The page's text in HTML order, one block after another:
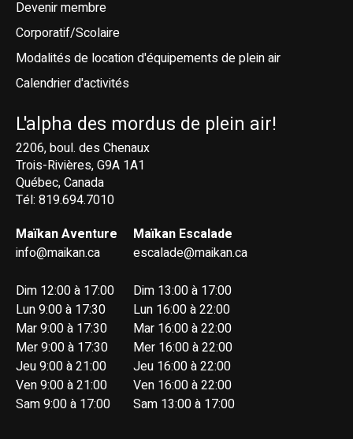
Devenir membre
Corporatif/Scolaire
Modalités de location d'équipements de plein air
Calendrier d'activités
L'alpha des mordus de plein air!
2206, boul. des Chenaux
Trois-Rivières, G9A 1A1
Québec, Canada
Tél: 819.694.7010
Maïkan Aventure
info@maikan.ca
Dim 12:00 à 17:00
Lun 9:00 à 17:30
Mar 9:00 à 17:30
Mer 9:00 à 17:30
Jeu 9:00 à 21:00
Ven 9:00 à 21:00
Sam 9:00 à 17:00
Maïkan Escalade
escalade@maikan.ca
Dim 13:00 à 17:00
Lun 16:00 à 22:00
Mar 16:00 à 22:00
Mer 16:00 à 22:00
Jeu 16:00 à 22:00
Ven 16:00 à 22:00
Sam 13:00 à 17:00